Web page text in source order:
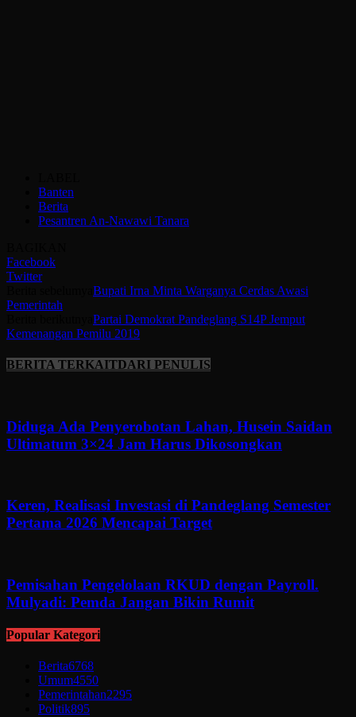
Banten
Berita
Pesantren An-Nawawi Tanara
Facebook
Twitter
Bupati Irna Minta Warganya Cerdas Awasi
Pemerintah
Partai Demokrat Pandeglang S14P Jemput
Kemenangan Pemilu 2019
BERITA TERKAITDARI PENULIS
Diduga Ada Penyerobotan Lahan, Husein Saidan
Ultimatum 3×24 Jam Harus Dikosongkan
Keren, Realisasi Investasi di Pandeglang Semester
Pertama 2026 Mencapai Target
Pemisahan Pengelolaan RKUD dengan Payroll.
Mulyadi: Pemda Jangan Bikin Rumit
Popular Kategori
Berita6768
Umum4550
Pemerintahan2295
Politik895